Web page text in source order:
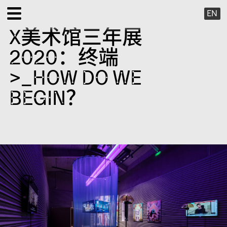
EN
展览
公共项目
特别项目
出版项目
支持我们
X美术馆三年展
2020：终端
>_HOW DO WE
BEGIN？